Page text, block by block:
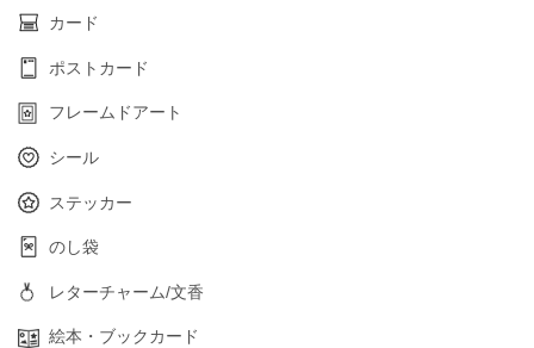
カード
ポストカード
フレームドアート
シール
ステッカー
のし袋
レターチャーム/文香
絵本・ブックカード